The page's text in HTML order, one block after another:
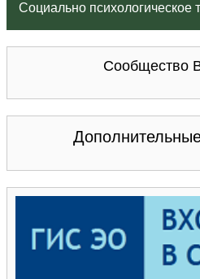
Социально психологическое
Сообщество